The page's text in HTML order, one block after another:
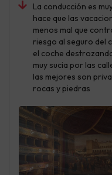
La conducción es
hace que las
menos mal que
riesgo al seguro del
el coche
muy sucia por las
las mejores son
rocas y piedras